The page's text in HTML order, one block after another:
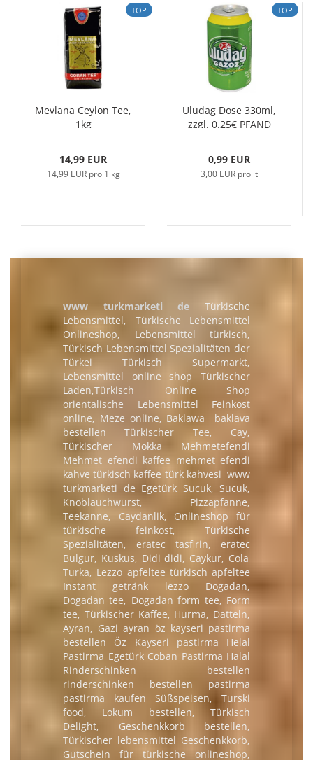
TOP
Mevlana Ceylon Tee,
1kg
14,99 EUR
14,99 EUR pro 1 kg
TOP
Uludag Dose 330ml,
zzgl. 0.25€ PFAND
0,99 EUR
3,00 EUR pro lt
www turkmarketi de
Türkische
Lebensmittel, Türkische Lebensmittel
Onlineshop, Lebensmittel türkisch,
Türkisch Lebensmittel Spezialitäten der
Türkei Türkisch Supermarkt,
Lebensmittel online shop Türkischer
Laden,Türkisch Online Shop
orientalische Lebensmittel Feinkost
online, Meze online, Baklawa baklava
bestellenTürkischer Tee, Cay,
Türkischer Mokka
Mehmetefendi
Mehmet efendi kaffee mehmet efendi
kahve türkisch kaffee türk kahvesi www
turkmarketi de Egetürk Sucuk, Sucuk,
Knoblauchwurst, Pizzapfanne,
Teekanne, Caydanlik, Onlineshop für
türkische feinkost, Türkische
Spezialitäten, eratec tasfirin, eratec
Bulgur, Kuskus, Didi didi, Caykur, Cola
Turka, Lezzo apfeltee türkisch apfeltee
Instant getränk
lezzo Dogadan,
Dogadan tee, Dogadan form tee, Form
tee, Türkischer Kaffee, Hurma, Datteln,
Ayran, Gazi ayran öz kayseri pastirma
bestellen
Öz Kayseri pastirma
Helal
Pastirma Egetürk Coban Pastirma Halal
Rinderschinken bestellen
rinderschinken bestellen
pastirma
pastirma kaufen Süßspeisen, Turski
food, Lokum bestellen, Türkisch
Delight, Geschenkkorb bestellen,
Türkischer lebensmittel Geschenkkorb,
Gutschein für türkische onlineshop,